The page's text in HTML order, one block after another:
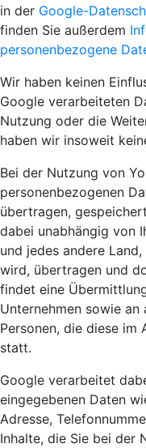
in der Google-
finden Sie außerdem
personenbezogene
Wir haben keinen
Google verarbeiteten
Nutzung oder die
haben wir insoweit
Bei der Nutzung von
personenbezogenen
übertragen,
dabei unabhängig von
und jedes andere
wird, übertragen und
findet eine
Unternehmen sowie
Personen, die diese im
statt.
Google verarbeitet
eingegebenen Daten
Adresse,
Inhalte, die Sie bei der